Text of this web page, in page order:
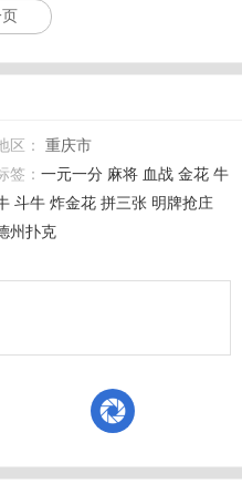
区：
重庆市
签： 一元一分 麻将 血战 金花 牛
斗牛 炸金花 拼三张 明牌抢庄
州扑克